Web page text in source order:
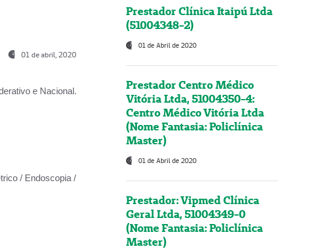
01 de abril, 2020
e Nacional.
/ Endoscopia /
Prestador Clínica Itaipú Ltda
(51004348-2)
01 de Abril de 2020
Prestador Centro Médico
Vitória Ltda, 51004350-4:
Centro Médico Vitória Ltda
(Nome Fantasia: Policlínica
Master)
01 de Abril de 2020
Prestador: Vipmed Clínica
Geral Ltda, 51004349-0
(Nome Fantasia: Policlínica
Master)